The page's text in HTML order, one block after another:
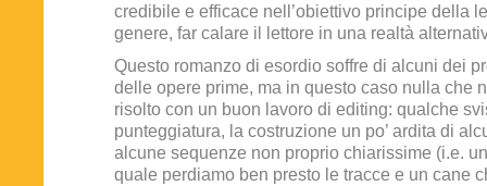
credibile e efficace nell’obiettivo principe della
genere, far calare il lettore in una realtà
Questo romanzo di esordio soffre di alcuni dei
delle opere prime, ma in questo caso nulla che
risolto con un buon lavoro di editing: qualche
punteggiatura, la costruzione un po’ ardita di
alcune sequenze non proprio chiarissime (i.e.
quale perdiamo ben presto le tracce e un cane